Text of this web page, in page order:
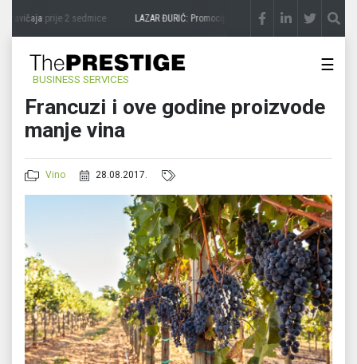
zavičajaprije 2 sedmice LAZAR ĐURIĆ: Promocija potencijal pretvara u destinaciju
BUSINESS SERVICES
☰
Francuzi i ove godine proizvode
manje vina
Vino 28.08.2017.